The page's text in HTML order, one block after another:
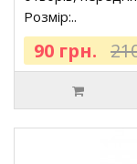
Розмір:..
90 грн.